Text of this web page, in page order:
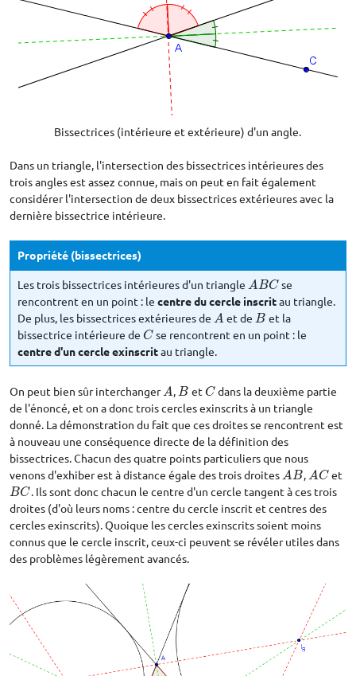
Bissectrices (intérieure et extérieure) d'un angle.
Dans un triangle, l'intersection des bissectrices intérieures des
trois angles est assez connue, mais on peut en fait également
considérer l'intersection de deux bissectrices extérieures avec la
dernière bissectrice intérieure.
Propriété (bissectrices)
Les trois bissectrices intérieures d'un triangle ABC
ABC
se
rencontrent en un point : le centre du cercle inscritau triangle.
De plus, les bissectrices extérieures de A
A et de B
B et la
bissectrice intérieure de C
C se rencontrent en un point : le
centre d'un cercle exinscritau triangle.
On peut bien sûr interchangerA
A , B
B et C
C dans la deuxième partie
de l'énoncé, et on a donc trois cercles exinscrits à un triangle
donné. La démonstration du fait que ces droites se rencontrent est
à nouveau une conséquence directe de la définition des
bissectrices. Chacun des quatre points particuliers que nous
venons d'exhiber est à distance égale des trois droitesAB
AB ,AC
AC et
BC
BC . Ils sont donc chacun le centre d'un cercle tangent à ces trois
droites (d'où leurs noms : centre du cercle inscrit et centres des
cercles exinscrits). Quoique les cercles exinscrits soient moins
connus que le cercle inscrit, ceux-ci peuvent se révéler utiles dans
des problèmes légèrement avancés.